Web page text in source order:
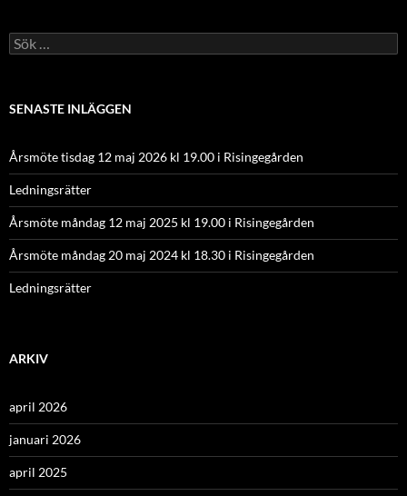
Sök
efter:
SENASTE INLÄGGEN
Årsmöte tisdag 12 maj 2026 kl 19.00 i Risingegården
Ledningsrätter
Årsmöte måndag 12 maj 2025 kl 19.00 i Risingegården
Årsmöte måndag 20 maj 2024 kl 18.30 i Risingegården
Ledningsrätter
ARKIV
april 2026
januari 2026
april 2025